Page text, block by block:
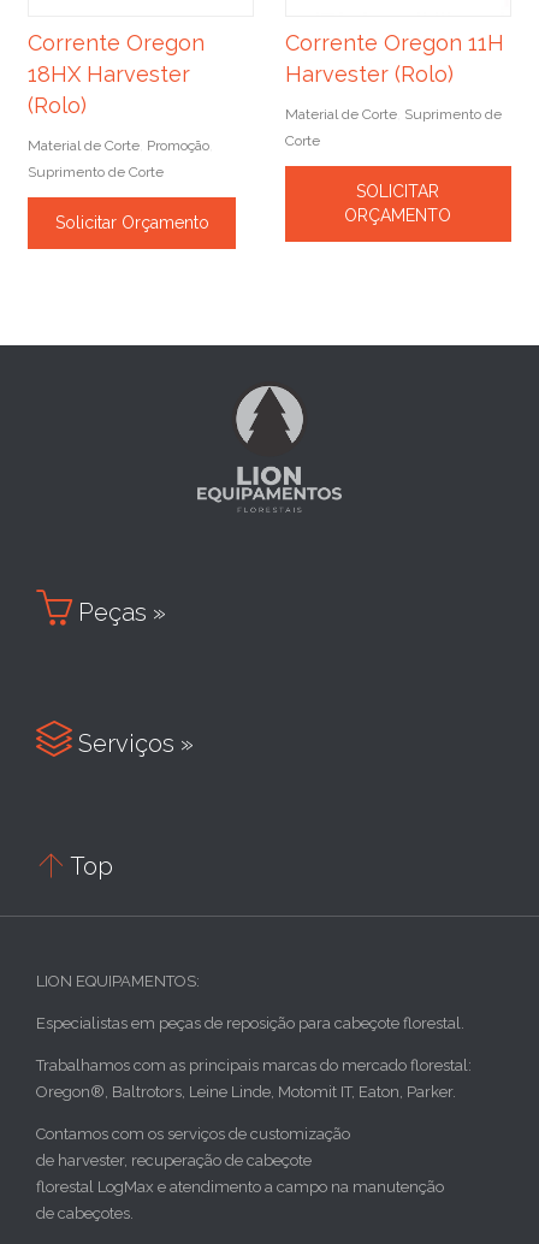
Corrente Oregon
18HX Harvester
(Rolo)
Material de Corte Promoção
Suprimento de Corte
Solicitar Orçamento
Corrente Oregon 11H
Harvester (Rolo)
Material de Corte, Suprimento de
Corte
SOLICITAR
ORÇAMENTO
 Peças »
 Serviços »
 Top
LION EQUIPAMENTOS:
Especialistas em peças de reposição para cabeçote florestal.
Trabalhamos com as principais marcas do mercado florestal:
Oregon®, Baltrotors, Leine Linde, Motomit IT, Eaton, Parker.
Contamos com os serviços de customização
de harvester, recuperação de cabeçote
florestal LogMax e atendimento a campo na manutenção
de cabeçotes.